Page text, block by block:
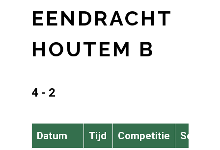
EENDRACHT
HOUTEM B
4 - 2
Datum Tijd Competitie Seizoen